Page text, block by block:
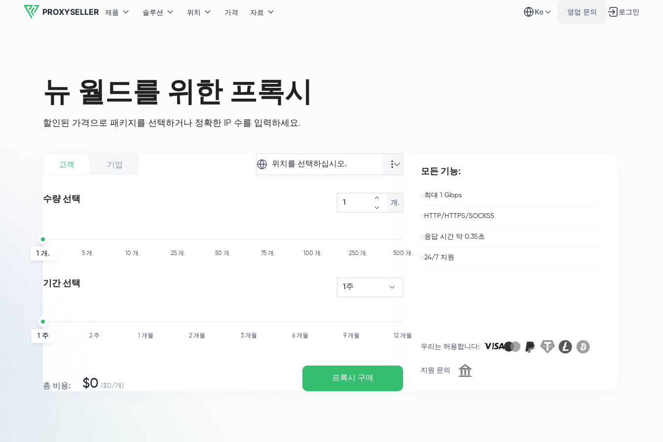
PROXYSELLER 제품 솔루션 위치 가격 자료 ko 영업 문의 로그인
뉴 월드를 위한 프록시
할인된 가격으로 패키지를 선택하거나 정확한 IP 수를 입력하세요.
고객 기업 위치를 선택하십시오.
수량 선택 개.
1 개. 5 개. 10 개. 25 개. 50 개. 75 개. 100 개. 250 개. 500 개.
기간 선택 1주
1 주 2 주 1 개월 2 개월 3 개월 6 개월 9 개월 12 개월
총 비용: $0 ($0/개 )
프록시 구매
모든 기능:
최대 1 Gbps
HTTP/HTTPS/SOCKS5
응답 시간 약 0.35초
24/7 지원
우리는 허용합니다:
지원 문의